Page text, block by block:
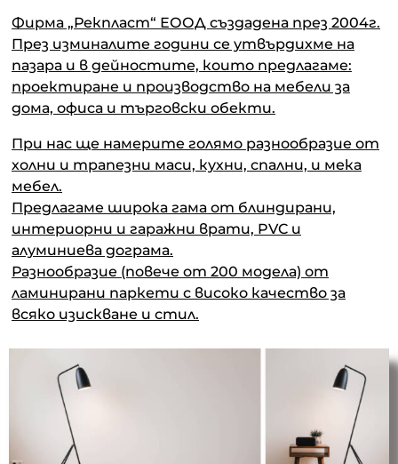
Фирма „Рекпласт“ ЕООД създадена през 2004г.
През изминалите години се утвърдихме на
пазара и в дейностите, които предлагаме:
проектиране и производство на мебели за
дома, офиса и търговски обекти.
При нас ще намерите голямо разнообразие от
холни и трапезни маси, кухни, спални, и мека
мебел.
Предлагаме широка гама от блиндирани,
интериорни и гаражни врати, PVC и
алуминиева дограма.
Разнообразие (повече от 200 модела) от
ламинирани паркети с високо качество за
всяко изискване и стил.